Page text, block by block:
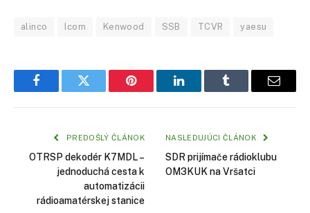
alinco Icom Kenwood SSB TCVR yaesu
FacebookTwitter Pinterest LinkedInTumblr Email
PREDOŠLÝ ČLÁNOK
OTRSP dekodér K7MDL –
jednoduchá cesta k
automatizácii
rádioamatérskej stanice
NASLEDUJÚCI ČLÁNOK
SDR prijímače rádioklubu
OM3KUK na Vršatci